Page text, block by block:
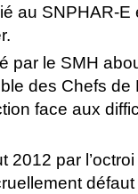
au SNPHAR-
par le SMH
des Chefs
face aux
2012 par